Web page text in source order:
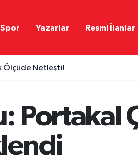
Spor Yazarlar Resmi İlanlar
Ölçüde Netleşti!
Portakal